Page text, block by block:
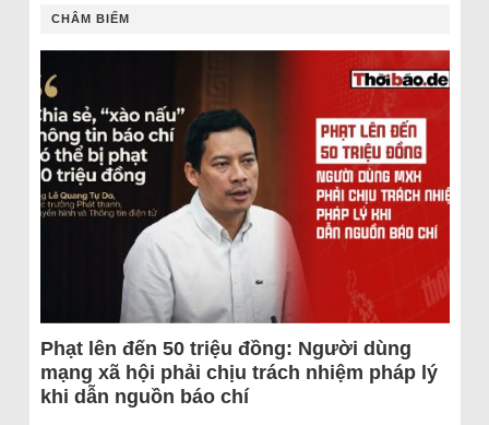
CHÂM BIẾM
Phạt lên đến 50 triệu đồng: Người dùng
mạng xã hội phải chịu trách nhiệm pháp lý
khi dẫn nguồn báo chí